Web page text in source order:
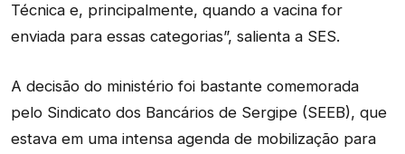
Técnica e, principalmente, quando a vacina for
enviada para essas categorias”, salienta a SES.
A decisão do ministério foi bastante comemorada
pelo Sindicato dos Bancários de Sergipe (SEEB), que
estava em uma intensa agenda de mobilização para